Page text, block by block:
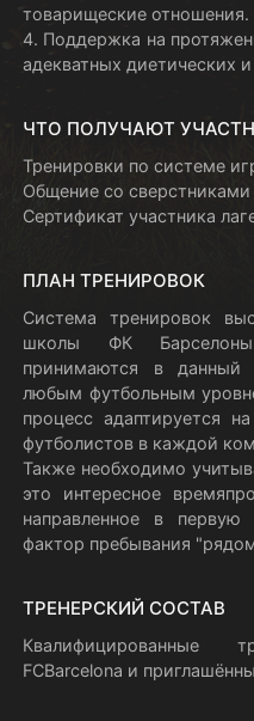
товарищеские отношения.
4. Поддержка на
адекватных диетических
ЧТО ПОЛУЧАЮТ
Тренировки по системе
Общение со сверстниками
Сертификат участника
ПЛАН ТРЕНИРОВОК
Система тренировок
школы ФК
принимаются в данный
любым футбольным
процесс адаптируется
футболистов в каждой
Также необходимо
это интересное
направленное в
фактор пребывания
ТРЕНЕРСКИЙ СОСТАВ
Квалифицированные
FCBarcelona и